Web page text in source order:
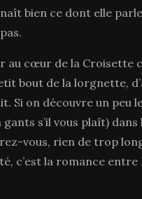
bien ce dont elle
au cœur de la Croisette
bout de la lorgnette,
Si on découvre un peu
s’il vous plaît) dans
vous, rien de trop
c’est la romance entre